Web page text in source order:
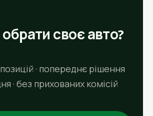
обрати своє авто?
· попереднє рішення
· без прихованих комісій